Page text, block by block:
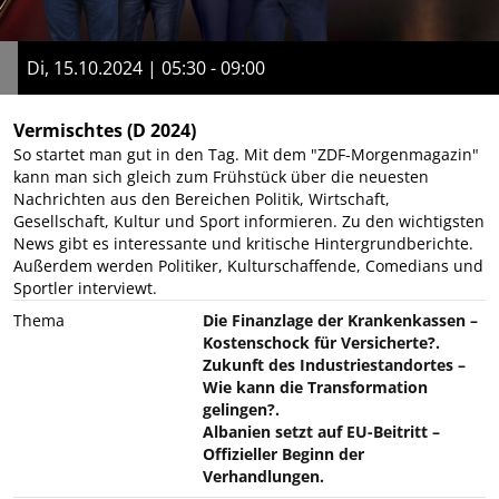
Di, 15.10.2024 | 05:30 - 09:00
Vermischtes(D 2024)
So startet man gut in den Tag. Mit dem "ZDF-Morgenmagazin"
kann man sich gleich zum Frühstück über die neuesten
Nachrichten aus den Bereichen Politik, Wirtschaft,
Gesellschaft, Kultur und Sport informieren. Zu den wichtigsten
News gibt es interessante und kritische Hintergrundberichte.
Außerdem werden Politiker, Kulturschaffende, Comedians und
Sportler interviewt.
Thema
Die Finanzlage der Krankenkassen –
Kostenschock für Versicherte?.
Zukunft des Industriestandortes –
Wie kann die Transformation
gelingen?.
Albanien setzt auf EU-Beitritt –
Offizieller Beginn der
Verhandlungen.